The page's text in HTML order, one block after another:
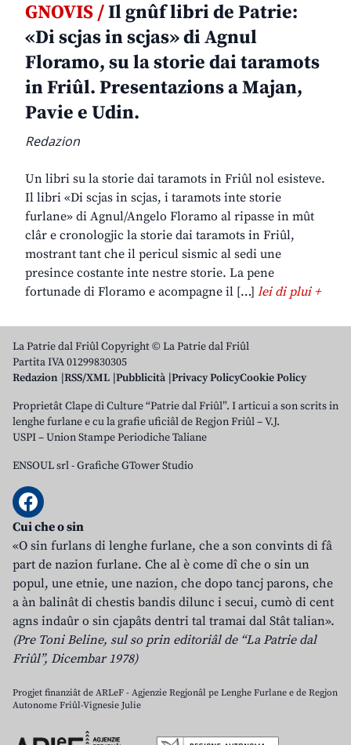
GNOVIS /Il gnûf libri de Patrie:
«Di scjas in scjas» di Agnul
Floramo, su la storie dai taramots
in Friûl. Presentazions a Majan,
Pavie e Udin.
Redazion
Un libri su la storie dai taramots in Friûl nol esisteve.
Il libri «Di scjas in scjas, i taramots inte storie
furlane» di Agnul/Angelo Floramo al ripasse in mût
clâr e cronologjic la storie dai taramots in Friûl,
mostrant tant che il pericul sismic al sedi une
presince costante inte nestre storie. La pene
fortunade di Floramo e acompagne il […] lei di plui +
La Patrie dal Friûl Copyright © La Patrie dal Friûl
Partita IVA 01299830305
Redazion RSS/XML Pubblicità Privacy PolicyCookie Policy
Proprietât Clape di Culture “Patrie dal Friûl”. I articui a son scrits in
lenghe furlane e cu la grafie uficiâl de Regjon Friûl – V.J.
USPI – Union Stampe Periodiche Taliane
ENSOUL srl-Grafiche GTower Studio
Cui che o sin
«O sin furlans di lenghe furlane, che a son convints di fâ
part de nazion furlane. Che al è come dî che o sin un
popul, une etnie, une nazion, che dopo tancj parons, che
a àn balinât di chestis bandis dilunc i secui, cumò di cent
agns indaûr o sin cjapâts dentri tal tramai dal Stât talian».
(Pre Toni Beline, sul so prin editoriâl de “La Patrie dal
Friûl”, Dicembar 1978)
Progjet finanziât de ARLeF - Agjenzie Regjonâl pe Lenghe Furlane e de Regjon
Autonome Friûl-Vignesie Julie